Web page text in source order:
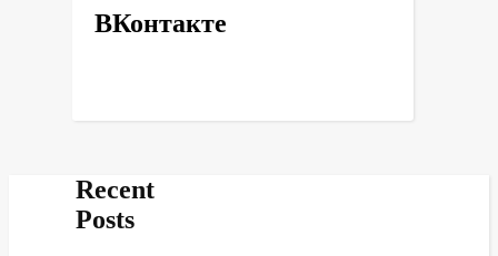
ВКонтакте
Recent
Posts